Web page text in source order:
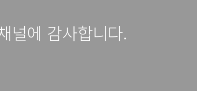
널에 감사합니다.